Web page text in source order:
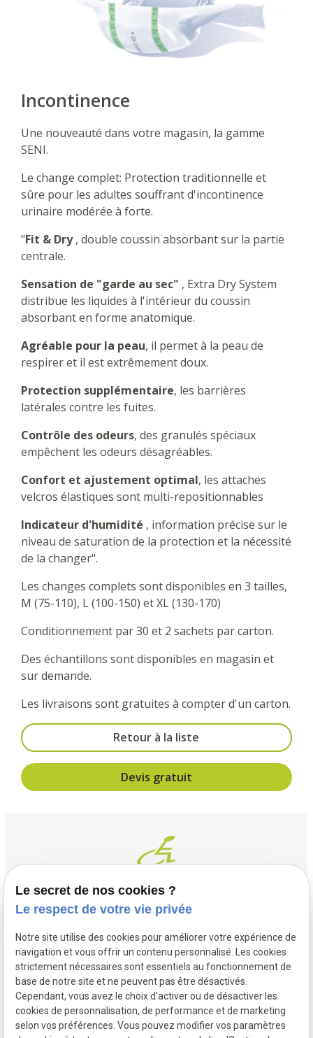
Incontinence
Une nouveauté dans votre magasin, la gamme
SENI.
Le change complet: Protection traditionnelle et
sûre pour les adultes souffrant d'incontinence
urinaire modérée à forte.
"Fit & Dry, double coussin absorbant sur la partie
centrale.
Sensation de "garde au sec" , Extra Dry System
distribue les liquides à l'intérieur du coussin
absorbant en forme anatomique.
Agréable pour la peau, il permet à la peau de
respirer et il est extrêmement doux.
Protection supplémentaire, les barrières
latérales contre les fuites.
Contrôle des odeurs, des granulés spéciaux
empêchent les odeurs désagréables.
Confort et ajustement optimal, les attaches
velcros élastiques sont multi-repositionnables
Indicateur d'humidité , information précise sur le
niveau de saturation de la protection et la nécessité
de la changer".
Les changes complets sont disponibles en 3 tailles,
M (75-110), L (100-150) et XL (130-170)
Conditionnement par 30 et 2 sachets par carton.
Des échantillons sont disponibles en magasin et
sur demande.
Les livraisons sont gratuites à compter d'un carton.
Retour à la liste
Devis gratuit
Contact
03 20 32 97 37
flandremedical@gmail.com
1 Place Saint Piat
59113 SECLIN
Horaires
Lundi - Vendredi
09:00 - 12:00 et 14:00 - 18:30
Le secret de nos cookies ?
Le respect de votre vie privée
Notre site utilise des cookies pour améliorer votre expérience de
navigation et vous offrir un contenu personnalisé. Les cookies
strictement nécessaires sont essentiels au fonctionnement de
base de notre site et ne peuvent pas être désactivés.
Cependant, vous avez le choix d'activer ou de désactiver les
cookies de personnalisation, de performance et de marketing
selon vos préférences. Vous pouvez modifier vos paramètres